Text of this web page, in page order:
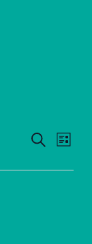
Events
Zoeken
Lijst